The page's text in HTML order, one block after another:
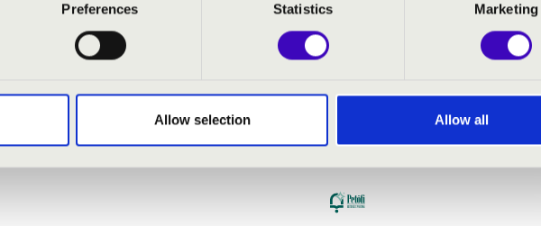
Preferences Statistics Marketing
Allow selection Allow all